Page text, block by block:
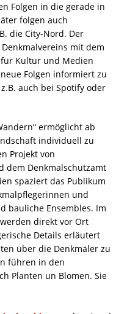
Folgen in die gerade in
folgen auch
die City-Nord. Der
mit dem
Kultur und Medien
Folgen informiert zu
auch bei Spotify oder
ermöglicht ab
individuell zu
Projekt von
dem Denkmalschutzamt
spaziert das Publikum
und
bauliche Ensembles. Im
direkt vor Ort
Details erläutert
über die Denkmäler zu
führen in den
Planten un Blomen. Sie